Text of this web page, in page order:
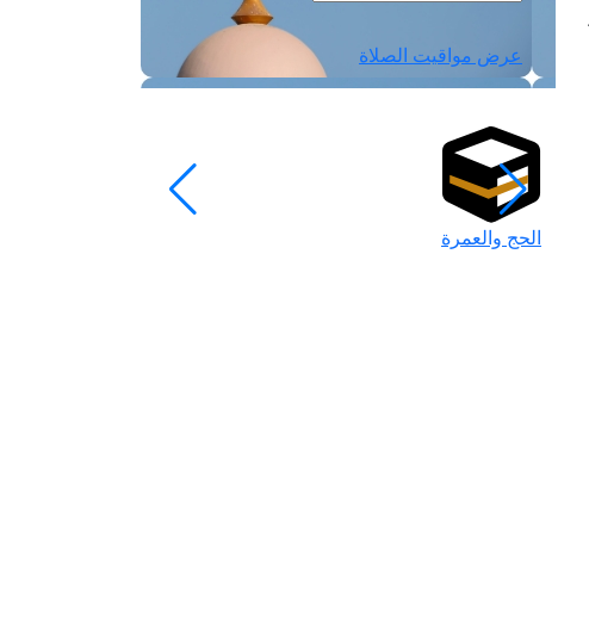
عرض مواقيت الصلاة
الحج والعمرة